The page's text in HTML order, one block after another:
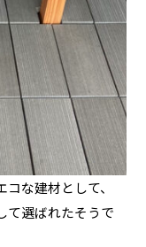
な建材として、
て選ばれたそうで